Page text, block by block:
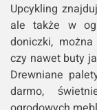
Upcykling
ale także w
doniczki,
czy nawet buty
Drewniane
darmo,